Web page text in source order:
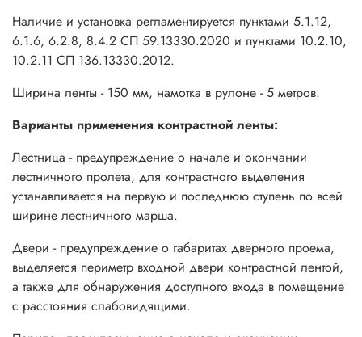
Наличие и установка регламентируется пунктами 5.1.12,
6.1.6, 6.2.8, 8.4.2 СП 59.13330.2020 и пунктами 10.2.10,
10.2.11 СП 136.13330.2012.
Ширина ленты - 150 мм, намотка в рулоне - 5 метров.
Варианты применения контрастной ленты:
Лестница - предупреждение о начале и окончании
лестничного пролета, для контрастного выделения
устанавливается на первую и последнюю ступень по всей
ширине лестничного марша.
Двери - предупреждение о габаритах дверного проема,
выделяется периметр входной двери контрастной лентой,
а также для обнаружения доступного входа в помещение
с расстояния слабовидящими.